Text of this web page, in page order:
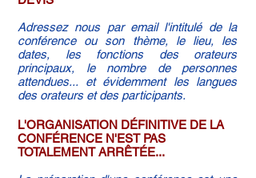
Adressez nous par email l'intitulé de la
conférence ou son thème, le lieu, les
dates, les fonctions des orateurs
principaux, le nombre de personnes
attendues... et évidemment les langues
des orateurs et des participants.
L'ORGANISATION DÉFINITIVE DE LA
CONFÉRENCE N'EST PAS
TOTALEMENT ARRÊTÉE...